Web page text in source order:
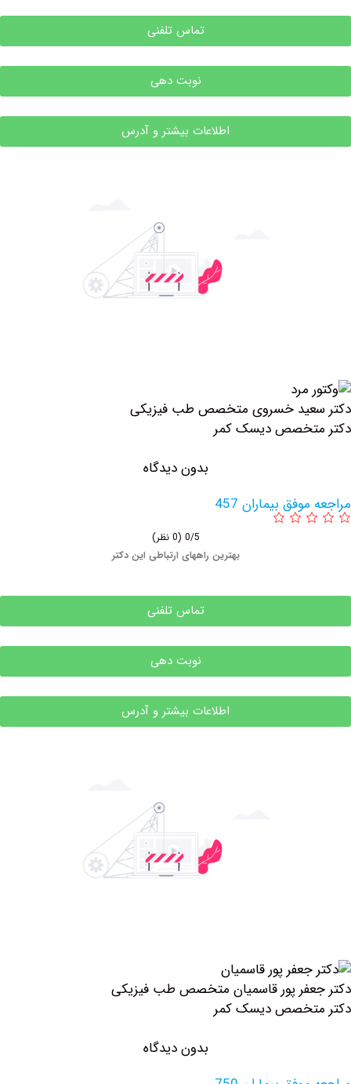
تماس تلفنی
نوبت دهی
اطلاعات بیشتر و آدرس
خسروی متخصص طب فیزیکی
دیسک کمر
بدون دیدگاه
بیماران 457
بهترین راههای ارتباطی این دکتر
تماس تلفنی
نوبت دهی
اطلاعات بیشتر و آدرس
پور قاسمیان متخصص طب فیزیکی
دیسک کمر
بدون دیدگاه